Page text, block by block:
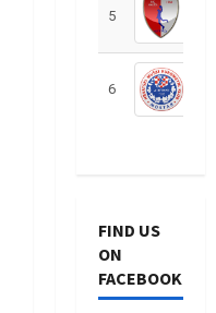
5
6
FIND US
ON
FACEBOOK